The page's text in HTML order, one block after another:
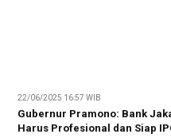
22/06/2025 16:57 WIB
Gubernur Pramono: Bank
Harus Profesional dan Siap